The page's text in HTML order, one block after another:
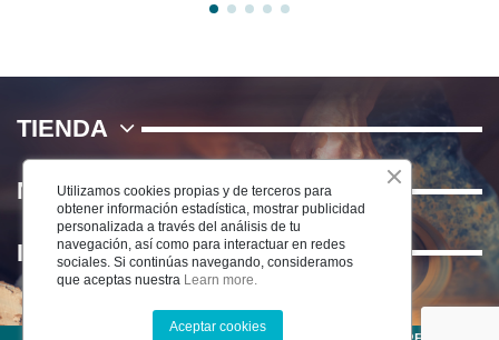
TIENDA
NOSOTROS
INFORMACIÓN
Utilizamos cookies propias y de terceros para
obtener información estadística, mostrar publicidad
personalizada a través del análisis de tu
navegación, así como para interactuar en redes
sociales. Si continúas navegando, consideramos
que aceptas nuestra Learn more.
Aceptar cookies